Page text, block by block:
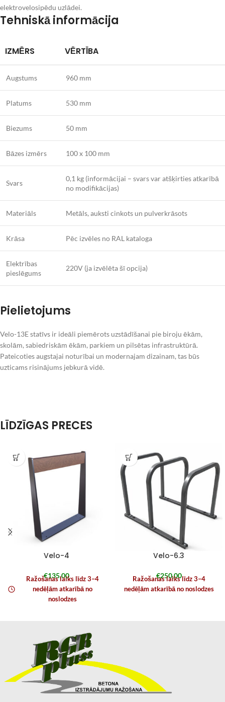
elektrovelosipēdu uzlādei.
Tehniskā informācija
IZMĒRS VĒRTĪBA
Augstums 960 mm
Platums 530 mm
Biezums 50 mm
Bāzes izmērs 100 x 100 mm
Svars
0,1 kg (informācijai – svars var atšķirties atkarībā
no modifikācijas)
Materiāls Metāls, auksti cinkots un pulverkrāsots
Krāsa Pēc izvēles no RAL kataloga
Elektrības
pieslēgums
220V (ja izvēlēta šī opcija)
Pielietojums
Velo-13E statīvs ir ideāli piemērots uzstādīšanai pie biroju ēkām,
skolām, sabiedriskām ēkām, parkiem un pilsētas infrastruktūrā.
Pateicoties augstajai noturībai un modernajam dizainam, tas būs
uzticams risinājums jebkurā vidē.
LĪDZĪGAS PRECES
Velo-4
€135,00
Ražošanas laiks līdz 3–4
nedēļām atkarībā no
noslodzes
Velo-6.3
€250,00
Ražošanas laiks līdz 3–4
nedēļām atkarībā no noslodzes